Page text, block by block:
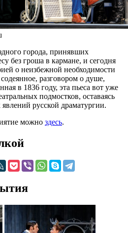
города, принявших
без гроша в кармане, и сегодня
о неизбежной необходимости
разговором о душе,
в 1836 году, эта пьеса вот уже
подмостков, оставаясь
русской драматургии.
можно здесь.